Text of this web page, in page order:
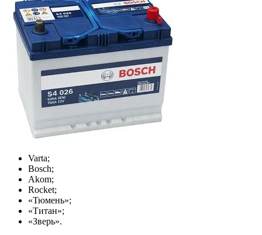
Varta;
Bosch;
Akom;
Rocket;
«Тюмень»;
«Титан»;
«Зверь».